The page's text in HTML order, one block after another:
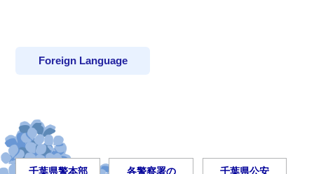
Foreign Language
千葉県警本部 各警察署の 千葉県公安